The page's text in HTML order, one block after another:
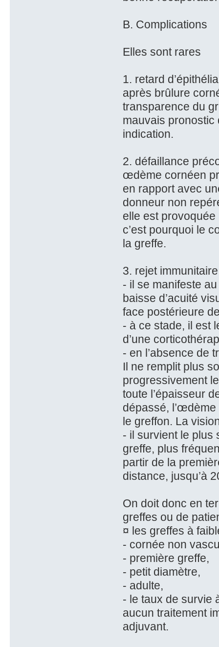
B. Complications
Elles sont rares
1. retard
après brûlure
transparence du
mauvais pronostic
indication.
2. défaillance
œdème cornéen
en rapport avec
donneur non
elle est
c’est pourquoi le
la greffe.
3. rejet
- il se manifeste
baisse d’acuité
face postérieure
- à ce stade, il est
d’une
- en l’absence de
Il ne remplit plus
progressivement
toute l’épaisseur
dépassé,
le greffon. La
- il survient le plus
greffe, plus
partir de la
distance, jusqu’à
On doit donc en
greffes ou de
¤ les greffes à
- cornée non
- première greffe,
- petit diamètre,
- adulte,
- le taux de survie
aucun traitement
adjuvant.